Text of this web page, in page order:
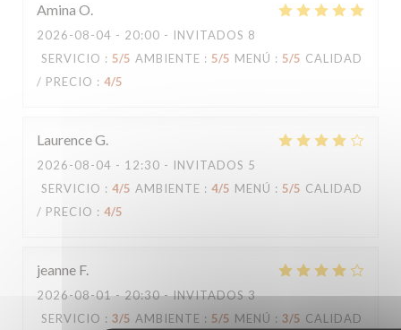
Amina O
2026-08-04 - 20:00 - INVITADOS 8
SERVICIO : 5/5 AMBIENTE : 5/5 MENÚ : 5/5 CALIDAD
/ PRECIO : 4/5
LaurenceG
2026-08-04 - 12:30 - INVITADOS 5
SERVICIO : 4/5 AMBIENTE : 4/5 MENÚ : 5/5 CALIDAD
/ PRECIO : 4/5
jeanne F
2026-08-01- 20:30 - INVITADOS 3
SERVICIO : 3/5 AMBIENTE : 5/5 MENÚ : 3/5 CALIDAD